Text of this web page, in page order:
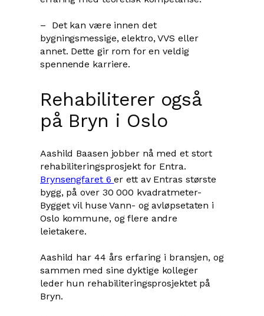
– Det kan være innen det
bygningsmessige, elektro, VVS eller
annet. Dette gir rom for en veldig
spennende karriere.
Rehabiliterer også
på Bryn i Oslo
Aashild Baasen jobber nå med et stort
rehabiliteringsprosjekt for Entra.
Brynsengfaret 6er ett av Entras største
bygg, på over 30 000 kvadratmeter-
Bygget vil huse Vann- og avløpsetaten i
Oslo kommune, og flere andre
leietakere.
Aashild har 44 års erfaring i bransjen, og
sammen med sine dyktige kolleger
leder hun rehabiliteringsprosjektet på
Bryn.